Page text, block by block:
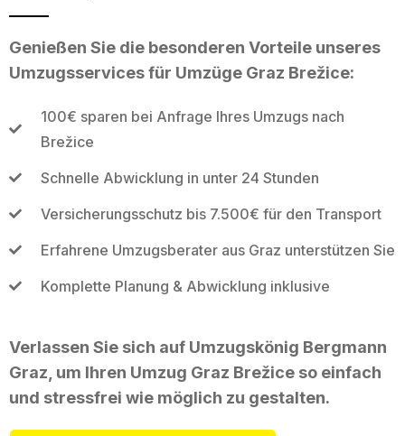
Genießen Sie die besonderen Vorteile unseres
Umzugsservices für Umzüge Graz Brežice:
100€ sparen bei Anfrage Ihres Umzugs nach
Brežice
Schnelle Abwicklung in unter 24 Stunden
Versicherungsschutz bis 7.500€ für den Transport
Erfahrene Umzugsberater aus Graz unterstützen Sie
Komplette Planung & Abwicklung inklusive
Verlassen Sie sich auf Umzugskönig Bergmann
Graz, um Ihren Umzug Graz Brežice so einfach
und stressfrei wie möglich zu gestalten.